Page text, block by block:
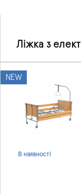
Ліжка з
NEW
В наявності